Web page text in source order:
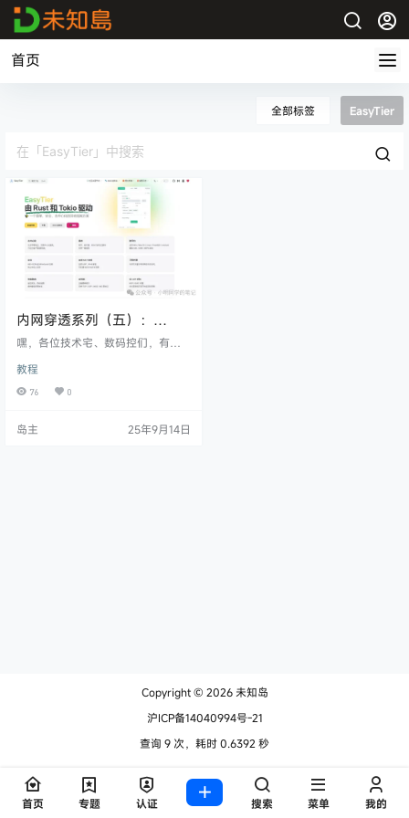
首页
全部标签 EasyTier
内网穿透系列（五）：
EasyTier异地组网，让你的
嘿，各位技术宅、数码控们，有没
问家里NAS里的电影、照片，却发
现鞭长莫及？ 和朋友异地联机玩老
让它们像在一个办公室里一样，共
教程
76 0
岛主 25年9月14日
Copyright © 2026未知岛
沪ICP备14040994号-21
查询 9 次，耗时 0.6392 秒
首页 专题 认证 搜索 菜单 我的